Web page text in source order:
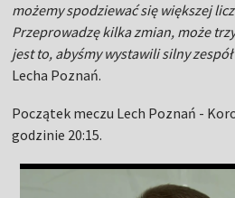
możemy spodziewać się większej
Przeprowadzę kilka zmian, może
jest to, abyśmy wystawili silny zespół
Lecha Poznań.
Początek meczu Lech Poznań -
godzinie 20:15.